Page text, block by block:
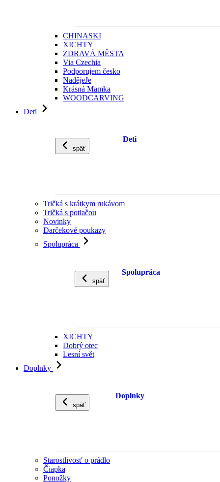
CHINASKI
XICHTY
ZDRAVÁ MĚSTA
Via Czechia
Podporujem česko
NadějeJe
Krásná Mamka
WOODCARVING
Deti
späť
Deti
Tričká s krátkym rukávom
Tričká s potlačou
Novinky
Darčekové poukazy
Spolupráca
späť
Spolupráca
XICHTY
Dobrý otec
Lesní svět
Doplnky
späť
Doplnky
Starostlivosť o prádlo
Čiapka
Ponožky